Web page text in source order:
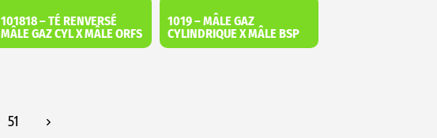
101818 – TÉ RENVERSÉ
MÂLE GAZ CYL X MÂLE ORFS
1019 – MÂLE GAZ
CYLINDRIQUE X MÂLE BSP
51